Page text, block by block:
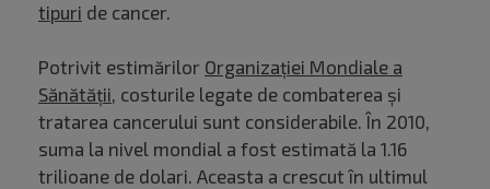
tipuri de cancer.
Potrivit estimărilor Organizației Mondiale a
Sănătății, costurile legate de combaterea și
tratarea cancerului sunt considerabile. În 2010,
suma la nivel mondial a fost estimată la 1.16
trilioane de dolari. Aceasta a crescut în ultimul